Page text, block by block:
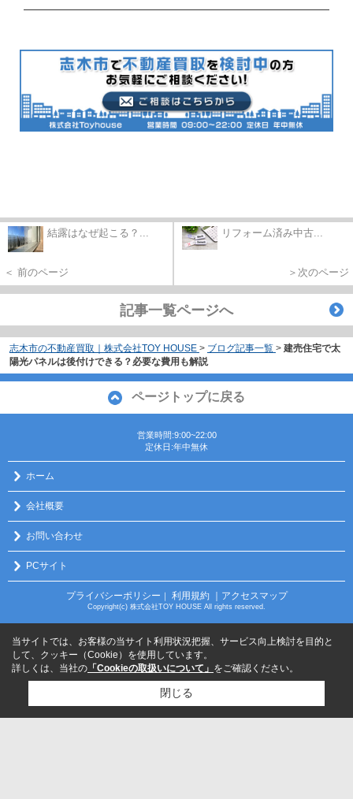
結露はなぜ起こる？...
＜ 前のページ
リフォーム済み中古...
＞次のページ
記事一覧ページへ
志木市の不動産買取｜株式会社TOY HOUSE > ブログ記事一覧 > 建売住宅で太
陽光パネルは後付けできる？必要な費用も解説
ページトップに戻る
営業時間:9:00~22:00
定休日:年中無休
ホーム
会社概要
お問い合わせ
PCサイト
プライバシーポリシー ｜ 利用規約 ｜アクセスマップ
Copyright(c) 株式会社TOY HOUSE All rights reserved.
当サイトでは、お客様の当サイト利用状況把握、サービス向上検討を目的と
して、クッキー（Cookie）を使用しています。
詳しくは、当社の 「Cookieの取扱いについて」 をご確認ください。
閉じる